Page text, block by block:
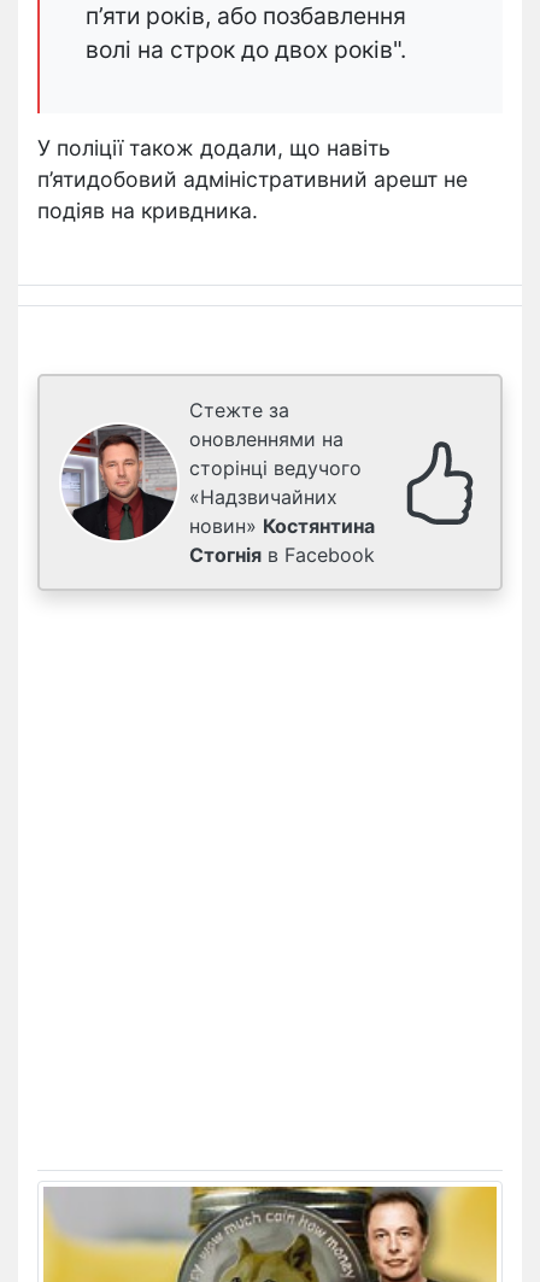
п’яти років, або позбавлення
волі на строк до двох років".
У поліції також додали, що навіть
п’ятидобовий адміністративний арешт не
подіяв на кривдника.
Стежте за
оновленнями на
сторінці ведучого
«Надзвичайних
новин» Костянтина
Стогнія в Facebook